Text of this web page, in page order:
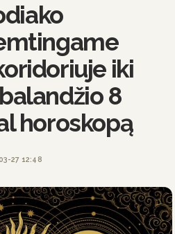
iki
8
horoskopą
27 12:48